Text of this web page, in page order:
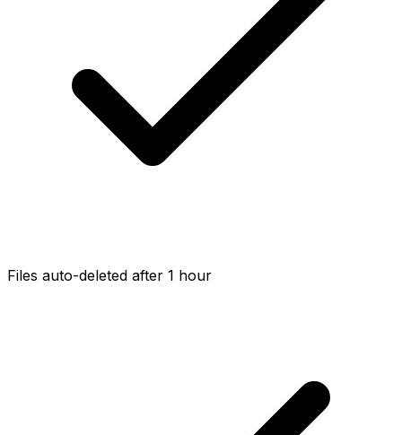
Files auto-deleted after 1 hour